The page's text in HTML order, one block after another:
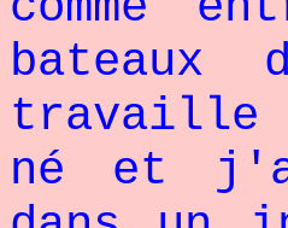
travaille
né et